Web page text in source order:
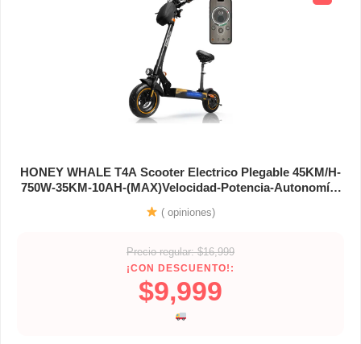
HONEY WHALE T4A Scooter Electrico Plegable 45KM/H-
750W-35KM-10AH-(MAX)Velocidad-Potencia-Autonomía-
Desmontable, Iluminación Ambiental HONEYWHALE
( opiniones)
Precio regular: $16,999
¡CON DESCUENTO!:
$9,999